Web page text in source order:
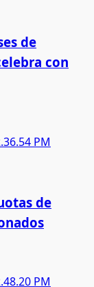
de
con
de